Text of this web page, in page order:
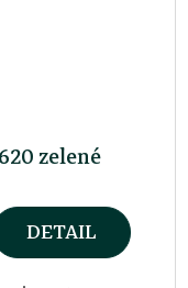
zelené
DETAIL